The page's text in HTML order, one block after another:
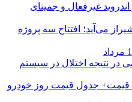
غیرفعال و جمینای
می‌آید؛ افتتاح سه پروژه
در نتیجه اختلال در سیستم‌
قیمت+ جدول قیمت روز خودرو